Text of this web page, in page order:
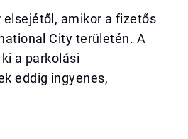
amikor a fizetős
City területén. A
a parkolási
eddig ingyenes,